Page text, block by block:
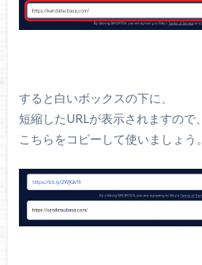
すると白いボックスの下に、
短縮したURLが表示されますので、
こちらをコピーして使いましょう。